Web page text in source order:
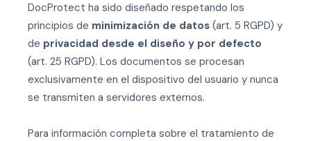
DocProtect ha sido diseñado respetando los
principios de minimización de datos (art. 5 RGPD) y
de privacidad desde el diseño y por defecto
(art. 25 RGPD). Los documentos se procesan
exclusivamente en el dispositivo del usuario y nunca
se transmiten a servidores externos.
Para información completa sobre el tratamiento de